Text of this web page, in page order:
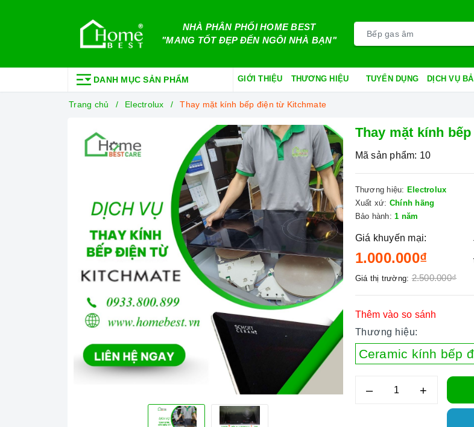
NHÀ PHÂN PHỐI HOME BEST
"MANG TỐT ĐẸP ĐẾN NGÔI NHÀ BẠN"
DANH MỤC SẢN PHẨM GIỚI THIỆU THƯƠNG HIỆU TUYỂN DỤNG DỊCH VỤ
Trang chủ Electrolux Thay mặt kính bếp điện từ Kitchmate
Thay mặt kính
Mã sản phẩm: 10
Thương hiệu: Electrolux
Xuất xứ: Chính hãng
Bảo hành: 1 năm
Giá khuyến mại:
1.000.000₫
Giá thị trường: 2.500.000₫
Thêm vào so sánh
Thương hiệu:
Ceramic kính bếp
– +